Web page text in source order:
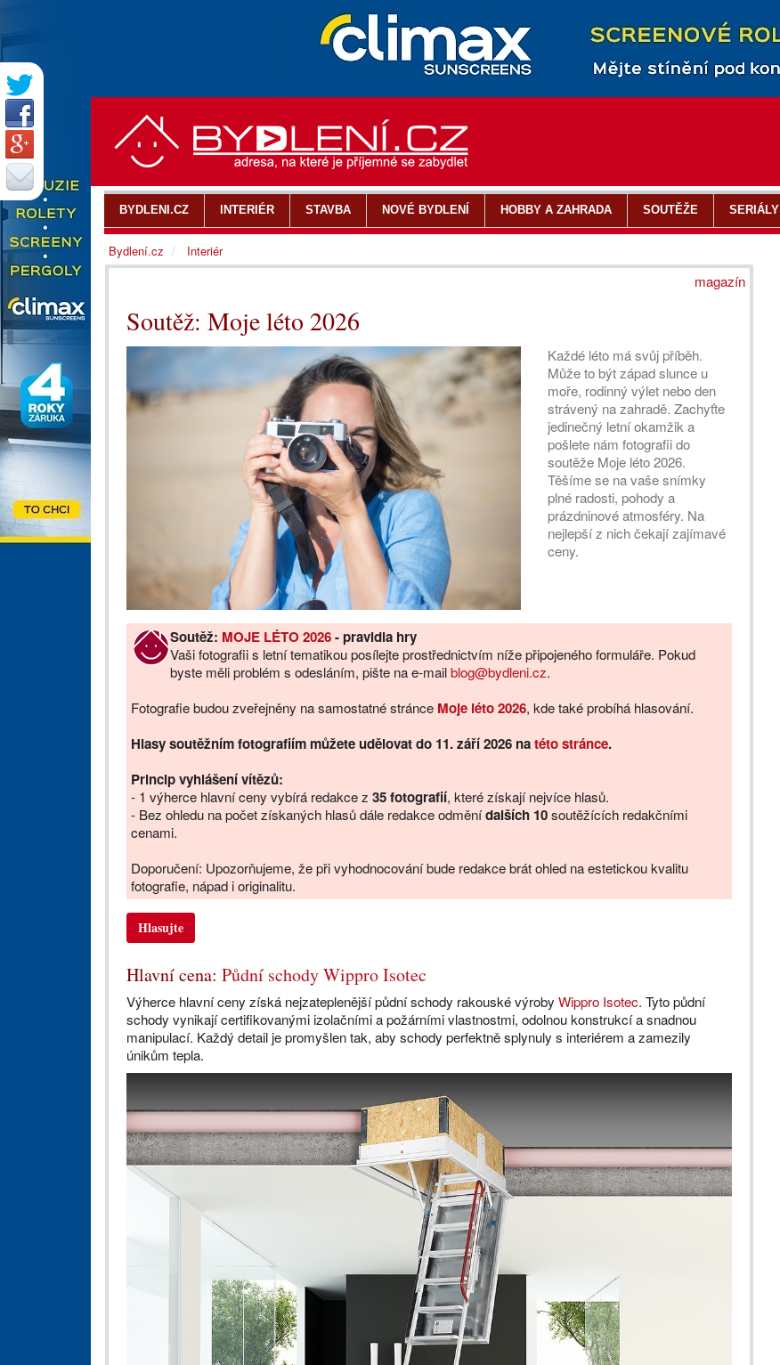
magazín
Soutěž: Moje léto 2026
Každé léto má svůj příběh.
Může to být západ slunce u
moře, rodinný výlet nebo den
strávený na zahradě. Zachyťte
jedinečný letní okamžik a
pošlete nám fotografii do
soutěže Moje léto 2026.
Těšíme se na vaše snímky
plné radosti, pohody a
prázdninové atmosféry. Na
nejlepší z nich čekají zajímavé
ceny.
Soutěž: MOJE LÉTO 2026- pravidla hry
Vaši fotografii s letní tematikou posílejte prostřednictvím níže připojeného formuláře. Pokud
byste měli problém s odesláním, pište na e-mailblog@bydleni.cz.
Fotografie budou zveřejněny na samostatné stránce Moje léto 2026, kde také probíhá hlasování.
Hlasy soutěžním fotografiím můžete udělovat do 11. září 2026 natéto stránce.
Princip vyhlášení vítězů:
- 1 výherce hlavní ceny vybírá redakce z 35 fotografií, které získají nejvíce hlasů.
- Bez ohledu na počet získaných hlasů dále redakce odměnídalších 10soutěžících redakčními
cenami.
Doporučení: Upozorňujeme, že při vyhodnocování bude redakce brát ohled na estetickou kvalitu
fotografie, nápad i originalitu.
Hlasujte
Hlavní cena: Půdní schody Wippro Isotec
Výherce hlavní ceny získá nejzateplenější půdní schody rakouské výroby Wippro Isotec. Tyto půdní
schody vynikají certifikovanými izolačními a požárními vlastnostmi, odolnou konstrukcí a snadnou
manipulací. Každý detail je promyšlen tak, aby schody perfektně splynuly s interiérem a zamezily
únikům tepla.
BYDLENI.CZ INTERIÉR STAVBA NOVÉ BYDLENÍ HOBBY A ZAHRADA SOUTĚŽE SERIÁLY
Bydlení.cz Interiér